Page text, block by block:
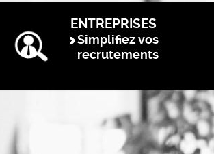
ENTREPRISES
Simplifiez vos
recrutements